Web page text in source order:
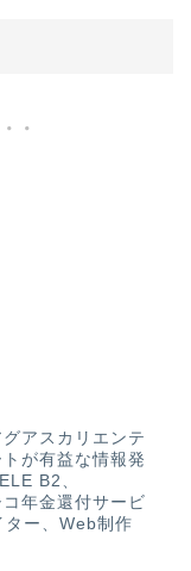
アスカリエンテ
が有益な情報発
B2、
年金還付サービ
ター、Web制作